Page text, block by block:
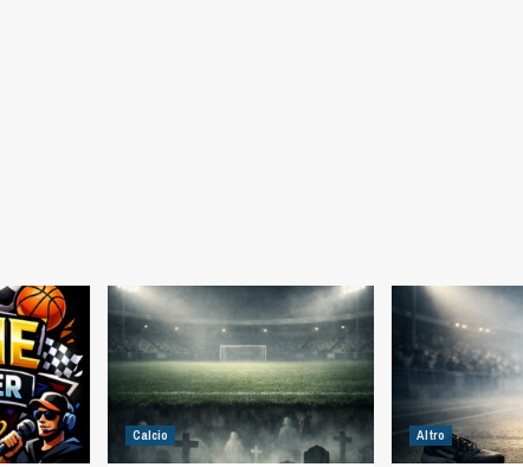
Calcio Altro